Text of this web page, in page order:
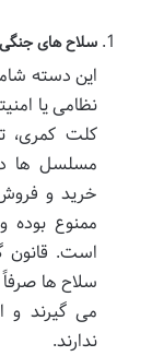
سلاح های
این دسته
نظامی یا
مسلسل ها
خرید و
ممنوع بوده
است. قانون
سلاح ها صرفاً
می گیرند و
ندارند.